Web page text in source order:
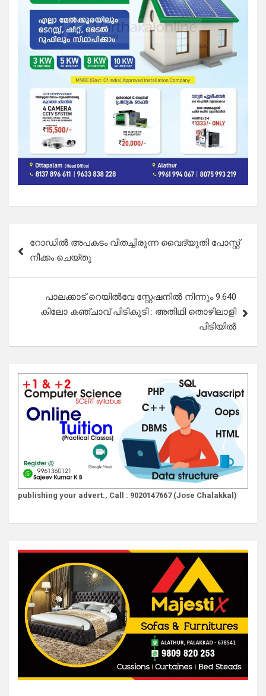
navigation
റോഡിൽ അപകടം വിതച്ചിരുന്ന വൈദ്യുതി പോസ്റ്റ്
നീക്കം ചെയ്തു
പാലക്കാട് റെയിൽവേ സ്റ്റേഷനിൽ നിന്നും 9.640
കിലോ കഞ്ചാവ് പിടികൂടി : അതിഥി തൊഴിലാളി
പിടിയിൽ
publishing your advert., Call : 9020147667 (Jose Chalakkal)